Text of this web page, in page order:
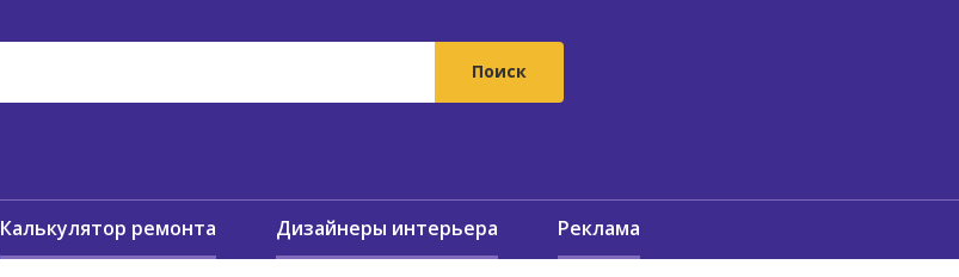
Калькулятор ремонта Дизайнеры интерьера Реклама